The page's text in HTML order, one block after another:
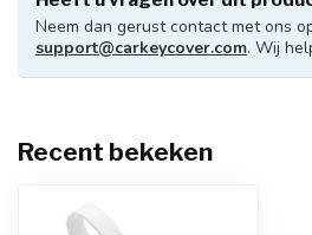
Neem dan gerust contact met ons
support@carkeycover.com. Wij
Recent bekeken